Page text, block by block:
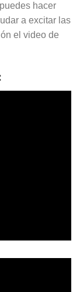
hacer
a excitar las
el video de